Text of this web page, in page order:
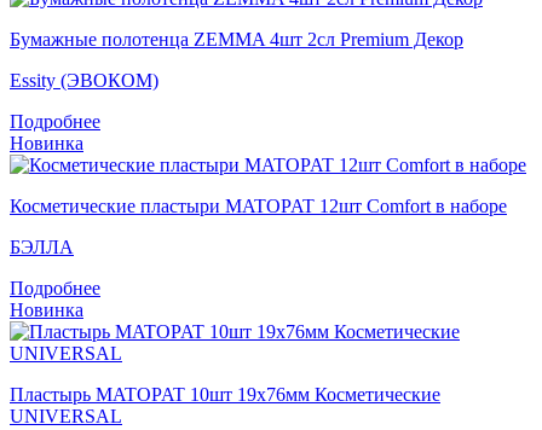
Бумажные полотенца ZEMMA 4шт 2сл Premium Декор
Essity (ЭВОКОМ)
Подробнее
Новинка
Косметические пластыри MATOPAT 12шт Comfort в наборе
БЭЛЛА
Подробнее
Новинка
Пластырь MATOPAT 10шт 19х76мм Косметические
UNIVERSAL